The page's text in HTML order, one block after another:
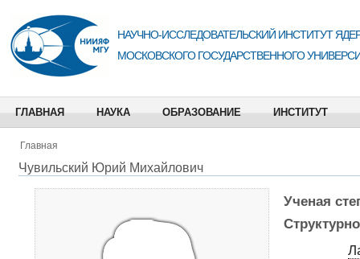
НАУЧНО-ИССЛЕДОВАТЕЛЬСКИЙ ИНСТИТУТ
МОСКОВСКОГО ГОСУДАРСТВЕННОГО
ГЛАВНАЯ НАУКА ОБРАЗОВАНИЕ ИНСТИТУТ
Главная
Чувильский Юрий Михайлович
Ученая